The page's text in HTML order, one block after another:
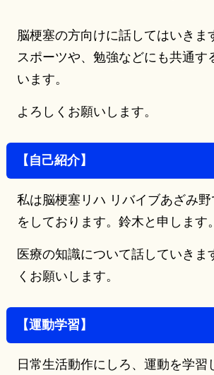
脳梗塞の方向けに話してはいきま
スポーツや、勉強などにも共通す
います。
よろしくお願いします。
【自己紹介】
私は脳梗塞リハ リバイブあざみ
をしております。鈴木と申します。
医療の知識について話していきま
くお願いします。
【運動学習】
日常生活動作にしろ、運動を学習